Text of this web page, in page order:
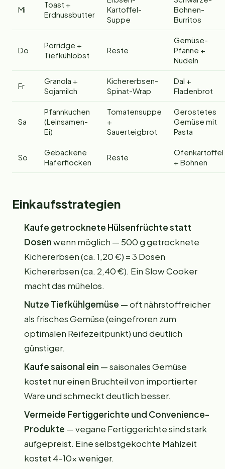
Mi
Toast +
Erdnussbutter
Kartoffel-
Suppe
Bohnen-
Burritos
Do
Porridge +
Tiefkühlobst
Reste
Gemüse-
Pfanne +
Nudeln
Fr
Granola +
Sojamilch
Kichererbsen-
Spinat-Wrap
Dal +
Fladenbrot
Sa
Pfannkuchen
(Leinsamen-
Ei)
Tomatensuppe
+
Sauerteigbrot
Gerostetes
Gemüse mit
Pasta
So
Gebackene
Haferflocken
Reste
Ofenkartoffel
+ Bohnen
Einkaufsstrategien
Kaufe getrocknete Hülsenfrüchte statt
Dosenwenn möglich — 500 g getrocknete
Kichererbsen (ca. 1,20 €) = 3 Dosen
Kichererbsen (ca. 2,40 €). Ein Slow Cooker
macht das mühelos.
Nutze Tiefkühlgemüse — oft nährstoffreicher
als frisches Gemüse (eingefroren zum
optimalen Reifezeitpunkt) und deutlich
günstiger.
Kaufe saisonal ein — saisonales Gemüse
kostet nur einen Bruchteil von importierter
Ware und schmeckt deutlich besser.
Vermeide Fertiggerichte und Convenience-
Produkte — vegane Fertiggerichte sind stark
aufgepreist. Eine selbstgekochte Mahlzeit
kostet 4–10x weniger.